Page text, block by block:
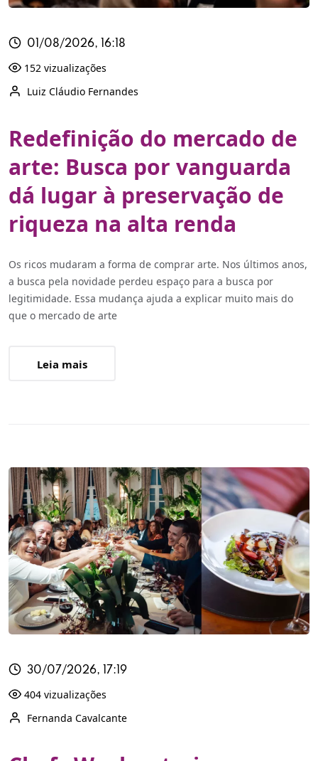
01/08/2026, 16:18
152 vizualizações
Luiz Cláudio Fernandes
Redefinição do mercado de
arte: Busca por vanguarda
dá lugar à preservação de
riqueza na alta renda
Os ricos mudaram a forma de comprar arte. Nos últimos anos,
a busca pela novidade perdeu espaço para a busca por
legitimidade. Essa mudança ajuda a explicar muito mais do
que o mercado de arte
Leia mais
30/07/2026, 17:19
404 vizualizações
Fernanda Cavalcante